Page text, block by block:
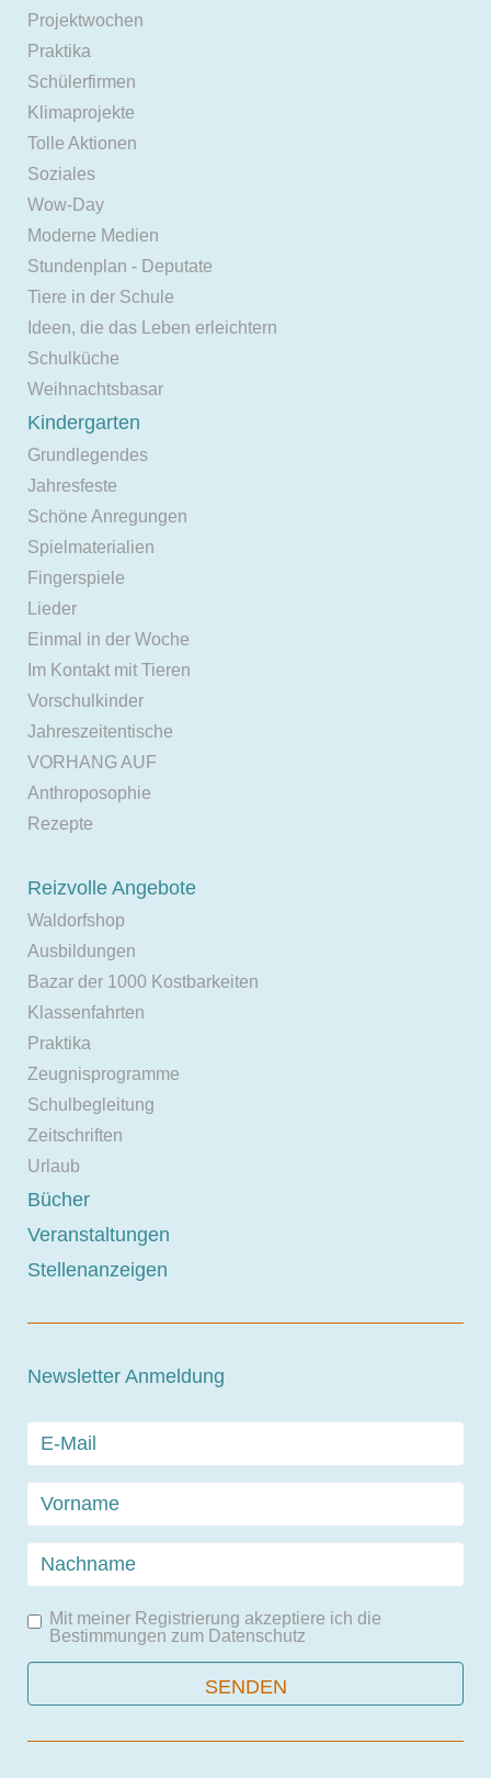
Projektwochen
Praktika
Schülerfirmen
Klimaprojekte
Tolle Aktionen
Soziales
Wow-Day
Moderne Medien
Stundenplan - Deputate
Tiere in der Schule
Ideen, die das Leben erleichtern
Schulküche
Weihnachtsbasar
Kindergarten
Grundlegendes
Jahresfeste
Schöne Anregungen
Spielmaterialien
Fingerspiele
Lieder
Einmal in der Woche
Im Kontakt mit Tieren
Vorschulkinder
Jahreszeitentische
VORHANG AUF
Anthroposophie
Rezepte
Reizvolle Angebote
Waldorfshop
Ausbildungen
Bazar der 1000 Kostbarkeiten
Klassenfahrten
Praktika
Zeugnisprogramme
Schulbegleitung
Zeitschriften
Urlaub
Bücher
Veranstaltungen
Stellenanzeigen
Newsletter Anmeldung
Mit meiner Registrierung akzeptiere ich die
Bestimmungen zum Datenschutz